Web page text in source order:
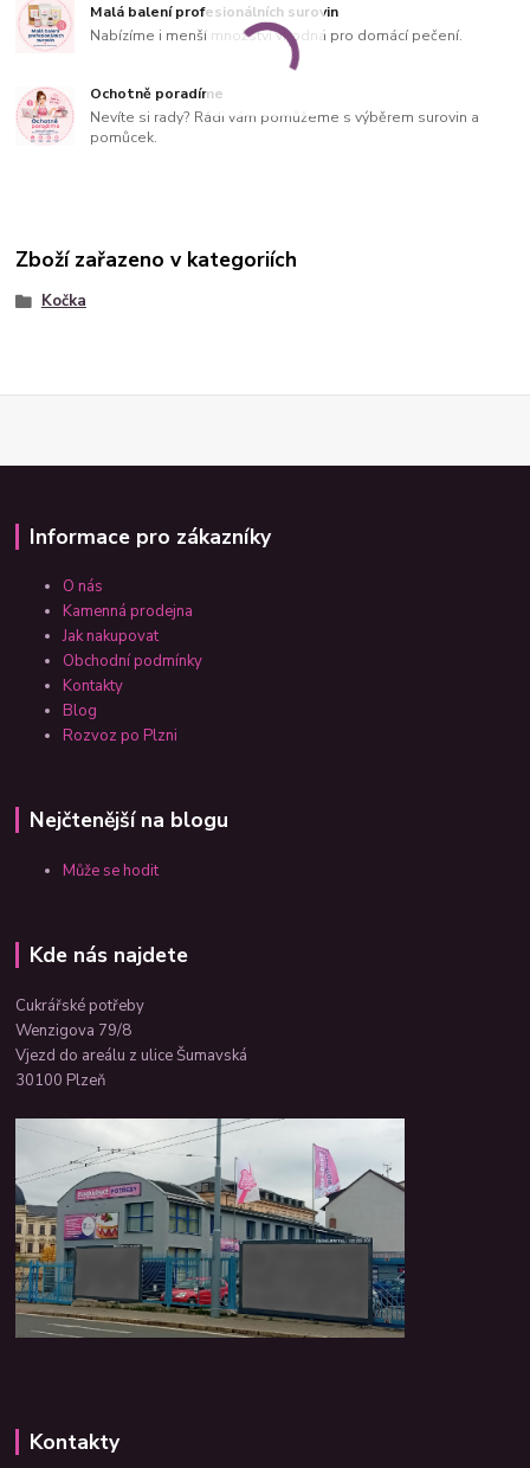
Malá balení profesionálních surovin
Nabízíme i menší množství vhodná pro domácí pečení.
Ochotně poradíme
Nevíte si rady? Rádi vám pomůžeme s výběrem surovin a
pomůcek.
Zboží zařazeno v kategoriích
Kočka
Informace pro zákazníky
O nás
Kamenná prodejna
Jak nakupovat
Obchodní podmínky
Kontakty
Blog
Rozvoz po Plzni
Nejčtenější na blogu
Může se hodit
Kde nás najdete
Cukrářské potřeby
Wenzigova 79/8
Vjezd do areálu z ulice Šumavská
30100 Plzeň
Kontakty